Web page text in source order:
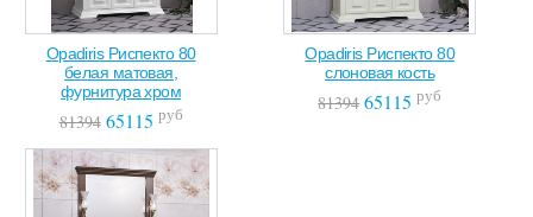
Opadiris Риспекто 80
белая матовая,
фурнитура хром
8139465115 руб
Opadiris Риспекто 80
слоновая кость
81394 65115 руб